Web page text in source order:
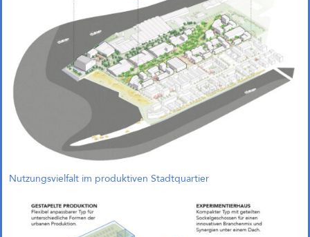
Zukunftsquartier Piek 17,
Bremen (1. Preis)
Nutzungsvielfalt im produktiven Stadtquartier